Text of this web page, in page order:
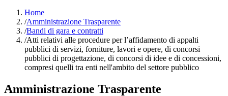
Home
/Amministrazione Trasparente
/Bandi di gara e contratti
/Atti relativi alle procedure per l’affidamento di appalti
pubblici di servizi, forniture, lavori e opere, di concorsi
pubblici di progettazione, di concorsi di idee e di concessioni,
compresi quelli tra enti nell'ambito del settore pubblico
Amministrazione Trasparente